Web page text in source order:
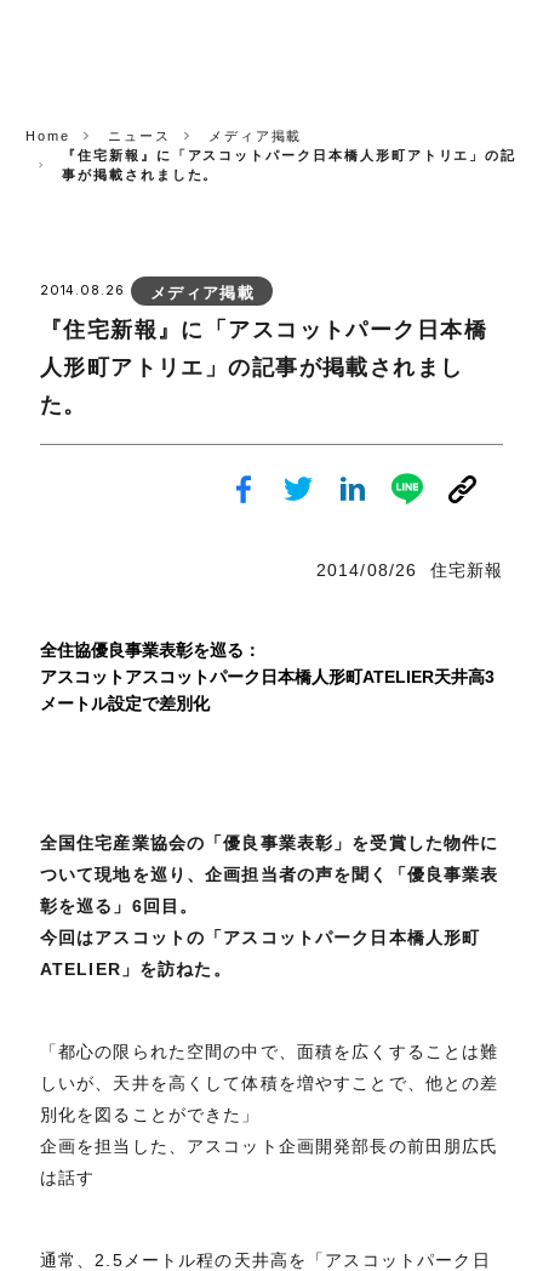
Home ニュース
メディア掲載
『住宅新報』に「アスコットパーク日本橋人形町アトリエ」の記
事が掲載されました。
2014.08.26 メディア掲載
『住宅新報』に「アスコットパーク日本橋
人形町アトリエ」の記事が掲載されまし
た。
2014/08/26 住宅新報
全住協優良事業表彰を巡る：
アスコットアスコットパーク日本橋人形町ATELIER天井高3
メートル設定で差別化
全国住宅産業協会の「優良事業表彰」を受賞した物件に
ついて現地を巡り、企画担当者の声を聞く「優良事業表
彰を巡る」6回目。
今回はアスコットの「アスコットパーク日本橋人形町
ATELIER」を訪ねた。
「都心の限られた空間の中で、面積を広くすることは難
しいが、天井を高くして体積を増やすことで、他との差
別化を図ることができた」
企画を担当した、アスコット企画開発部長の前田朋広氏
は話す
通常、2.5メートル程の天井高を「アスコットパーク日